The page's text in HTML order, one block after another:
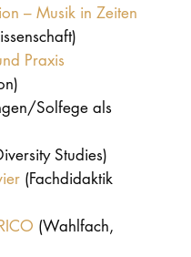
– Musik in Zeiten
Praxis
Solfege als
Studies)
(Fachdidaktik
(Wahlfach,